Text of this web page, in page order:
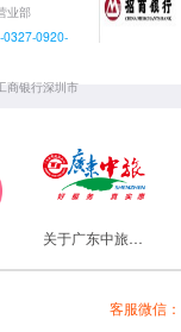
业部
0327-0920-
商银行深圳市
关于广东中旅旅行社
客服微信：